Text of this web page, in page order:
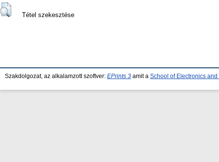
Tétel szekesztése
Szakdolgozat, az alkalamzott szoftver: EPrints 3 amit a School of Electronics